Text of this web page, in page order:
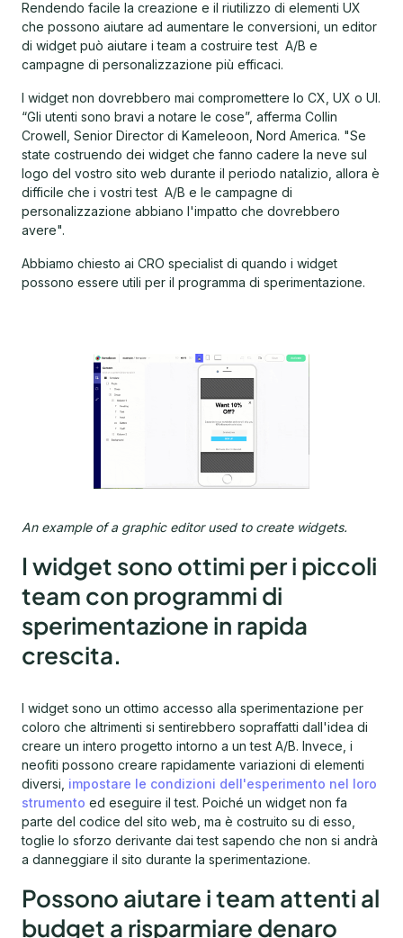
Rendendo facile la creazione e il riutilizzo di elementi UX
che possono aiutare ad aumentare le conversioni, un editor
di widget può aiutare i team a costruire test A/B e
campagne di personalizzazione più efficaci.
I widget non dovrebbero mai compromettere lo CX, UX o UI.
“Gli utenti sono bravi a notare le cose”, afferma Collin
Crowell, Senior Director di Kameleoon, Nord America. "Se
state costruendo dei widget che fanno cadere la neve sul
logo del vostro sito web durante il periodo natalizio, allora è
difficile che i vostri test A/B e le campagne di
personalizzazione abbiano l'impatto che dovrebbero
avere".
Abbiamo chiesto ai CRO specialist di quando i widget
possono essere utili per il programma di sperimentazione.
An example of a graphic editor used to create widgets.
I widget sono ottimi per i piccoli
team con programmi di
sperimentazione in rapida
crescita.
I widget sono un ottimo accesso alla sperimentazione per
coloro che altrimenti si sentirebbero sopraffatti dall'idea di
creare un intero progetto intorno a un test A/B. Invece, i
neofiti possono creare rapidamente variazioni di elementi
diversi, impostare le condizioni dell'esperimento nel loro
strumento ed eseguire il test. Poiché un widget non fa
parte del codice del sito web, ma è costruito su di esso,
toglie lo sforzo derivante dai test sapendo che non si andrà
a danneggiare il sito durante la sperimentazione.
Possono aiutare i team attenti al
budget a risparmiare denaro